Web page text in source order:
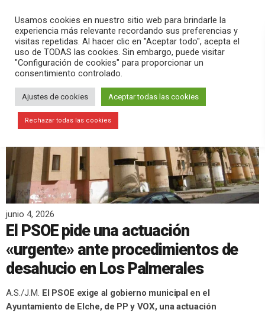
search menu pause PLAY
junio 4, 2026
El PSOE pide una actuación
«urgente» ante procedimientos de
desahucio en Los Palmerales
A.S./J.M. El PSOE exige al gobierno municipal en el
Ayuntamiento de Elche, de PP y VOX, una actuación
Usamos cookies en nuestro sitio web para brindarle la
experiencia más relevante recordando sus preferencias y
visitas repetidas. Al hacer clic en "Aceptar todo", acepta el
uso de TODAS las cookies. Sin embargo, puede visitar
"Configuración de cookies" para proporcionar un
consentimiento controlado.
Ajustes de cookies Aceptar todas las cookies
Rechazar todas las cookies